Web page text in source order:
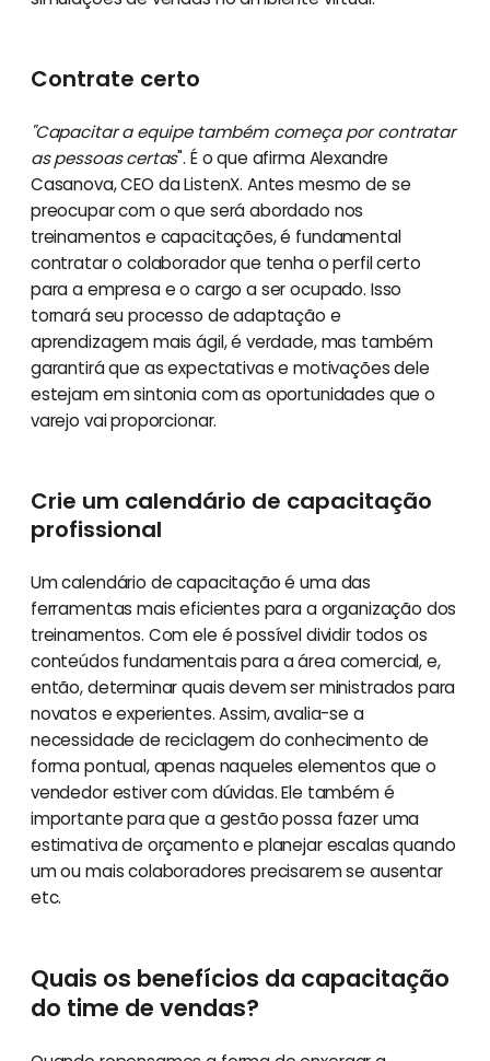
Contrate certo
"Capacitar a equipe também começa por contratar
as pessoas certas". É o que afirma Alexandre
Casanova, CEO da ListenX. Antes mesmo de se
preocupar com o que será abordado nos
treinamentos e capacitações, é fundamental
contratar o colaborador que tenha o perfil certo
para a empresa e o cargo a ser ocupado. Isso
tornará seu processo de adaptação e
aprendizagem mais ágil, é verdade, mas também
garantirá que as expectativas e motivações dele
estejam em sintonia com as oportunidades que o
varejo vai proporcionar.
Crie um calendário de capacitação
profissional
Um calendário de capacitação é uma das
ferramentas mais eficientes para a organização dos
treinamentos. Com ele é possível dividir todos os
conteúdos fundamentais para a área comercial, e,
então, determinar quais devem ser ministrados para
novatos e experientes. Assim, avalia-se a
necessidade de reciclagem do conhecimento de
forma pontual, apenas naqueles elementos que o
vendedor estiver com dúvidas. Ele também é
importante para que a gestão possa fazer uma
estimativa de orçamento e planejar escalas quando
um ou mais colaboradores precisarem se ausentar
etc.
Quais os benefícios da capacitação
do time de vendas?